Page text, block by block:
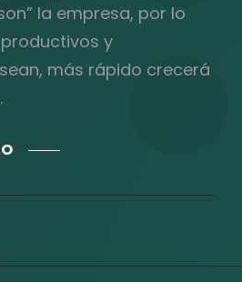
la empresa, por lo
y
más rápido crecerá
EL
DE
EXPERIENCE